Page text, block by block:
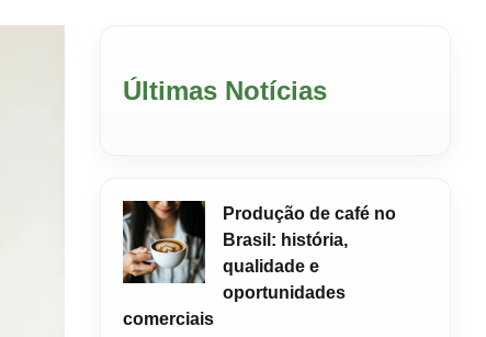
Últimas Notícias
Produção de café no
Brasil: história,
qualidade e
oportunidades
comerciais